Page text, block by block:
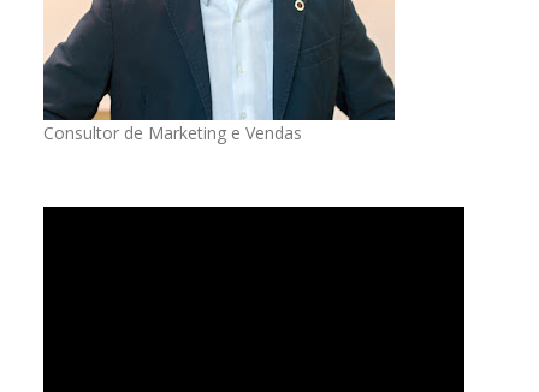
Consultor de Marketing e Vendas